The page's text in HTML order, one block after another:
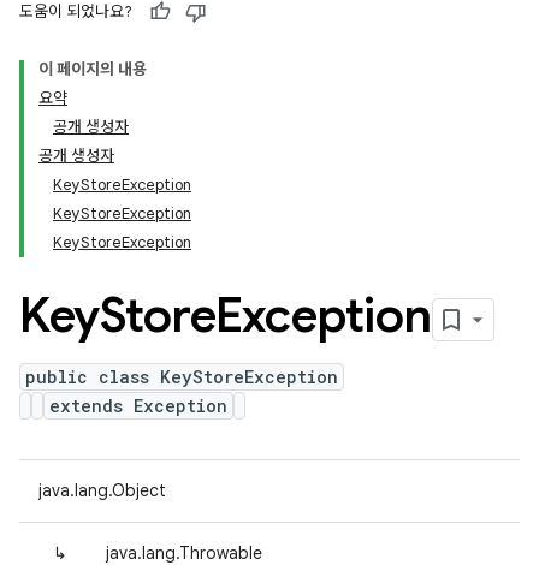
도움이 되었나요?
이 페이지의 내용
요약
공개 생성자
공개 생성자
KeyStoreException
KeyStoreException
KeyStoreException
KeyStoreException
public class KeyStoreException
extends Exception
java.lang.Object
↳ java.lang.Throwable